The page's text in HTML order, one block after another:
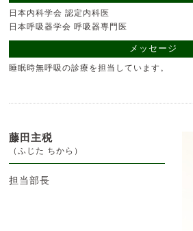
日本内科学会 認定内科医
日本呼吸器学会 呼吸器専門医
メッセージ
睡眠時無呼吸の診療を担当しています。
藤田主税
（ふじた ちから）
担当部長